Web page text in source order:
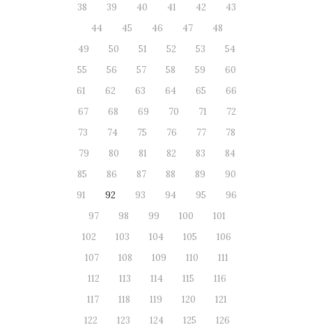
38
39 40 41 42
43
44
45 46 47
48
49
50 51 52 53
54
55
56 57 58 59
60
61
62 63 64 65
66
67
68 69 70 71
72
73
74 75 76 77
78
79
80 81 82 83
84
85
86 87 88 89
90
91
92 93 94 95
96
97
98 99 100
101
102
103 104 105
106
107
108 109 110
111
112
113 114 115
116
117
118 119 120
121
122
123 124 125
126